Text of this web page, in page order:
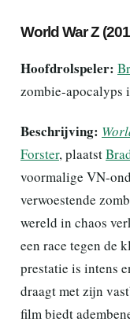
World War Z
Hoofdrolspeler:
zombie-apocalyps
Beschrijving:
Forster, plaatst
voormalige VN-
verwoestende
wereld in chaos
een race tegen de
prestatie is intens
draagt met zijn
film biedt